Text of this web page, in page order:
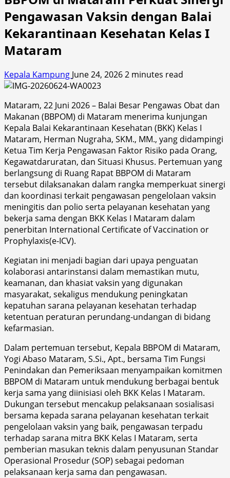
Pengawasan Vaksin dengan Balai
Kekarantinaan Kesehatan Kelas I
Mataram
Kepala Kampung June 24, 20262 minutes read
Mataram, 22 Juni 2026 – Balai Besar Pengawas Obat dan
Makanan (BBPOM) di Mataram menerima kunjungan
Kepala Balai Kekarantinaan Kesehatan (BKK) Kelas I
Mataram, Herman Nugraha, SKM., MM., yang didampingi
Ketua Tim Kerja Pengawasan Faktor Risiko pada Orang,
Kegawatdaruratan, dan Situasi Khusus. Pertemuan yang
berlangsung di Ruang Rapat BBPOM di Mataram
tersebut dilaksanakan dalam rangka memperkuat sinergi
dan koordinasi terkait pengawasan pengelolaan vaksin
meningitis dan polio serta pelayanan kesehatan yang
bekerja sama dengan BKK Kelas I Mataram dalam
penerbitan International Certificate of Vaccination or
Prophylaxis(e-ICV).
Kegiatan ini menjadi bagian dari upaya penguatan
kolaborasi antarinstansi dalam memastikan mutu,
keamanan, dan khasiat vaksin yang digunakan
masyarakat, sekaligus mendukung peningkatan
kepatuhan sarana pelayanan kesehatan terhadap
ketentuan peraturan perundang-undangan di bidang
kefarmasian.
Dalam pertemuan tersebut, Kepala BBPOM di Mataram,
Yogi Abaso Mataram, S.Si., Apt., bersama Tim Fungsi
Penindakan dan Pemeriksaan menyampaikan komitmen
BBPOM di Mataram untuk mendukung berbagai bentuk
kerja sama yang diinisiasi oleh BKK Kelas I Mataram.
Dukungan tersebut mencakup pelaksanaan sosialisasi
bersama kepada sarana pelayanan kesehatan terkait
pengelolaan vaksin yang baik, pengawasan terpadu
terhadap sarana mitra BKK Kelas I Mataram, serta
pemberian masukan teknis dalam penyusunan Standar
Operasional Prosedur (SOP) sebagai pedoman
pelaksanaan kerja sama dan pengawasan.